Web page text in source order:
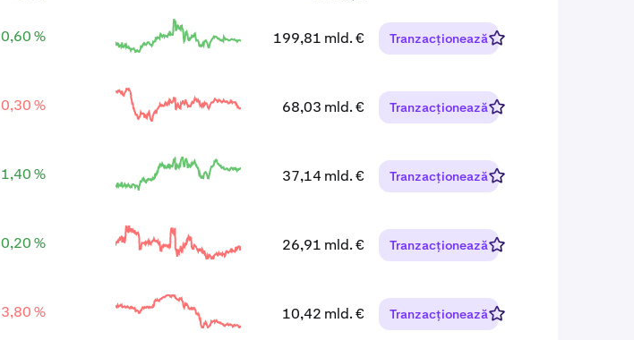
0,60 % 199,81 mld. € Tranzacționează
0,30 % 68,03 mld. € Tranzacționează
1,40 % 37,14 mld. € Tranzacționează
0,20 % 26,91 mld. € Tranzacționează
3,80 % 10,42 mld. € Tranzacționează